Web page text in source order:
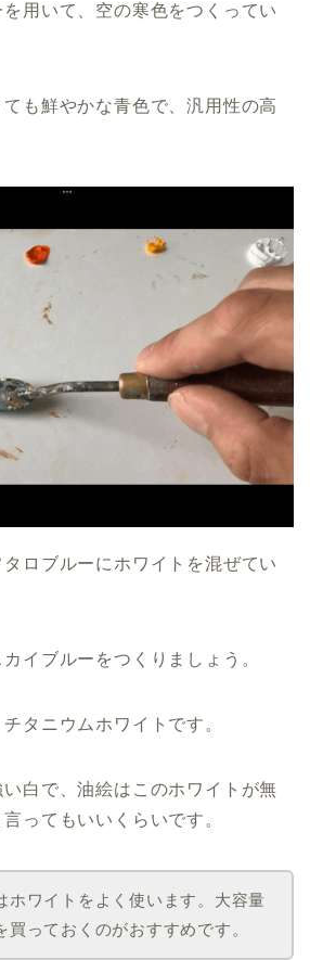
用いて、空の寒色をつくってい
も鮮やかな青色で、汎用性の高
ロブルーにホワイトを混ぜてい
イブルーをつくりましょう。
タニウムホワイトです。
白で、油絵はこのホワイトが無
ってもいいくらいです。
ホワイトをよく使います。大容量
買っておくのがおすすめです。